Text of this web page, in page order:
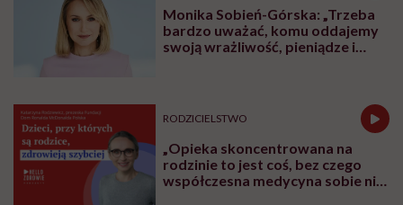
Monika Sobień-Górska: „Trzeba
bardzo uważać, komu oddajemy
swoją wrażliwość, pieniądze i
RODZICIELSTWO
„Opieka skoncentrowana na
rodzinie to jest coś, bez czego
współczesna medycyna sobie nie